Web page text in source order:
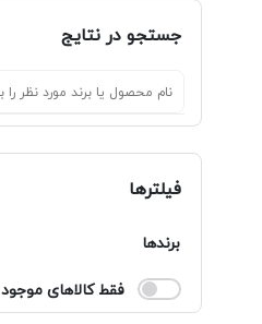
جستجو در نتایج
فیلترها
برندها
فقط کالاهای موجود